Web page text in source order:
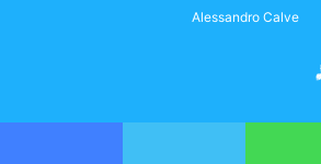
Alessandro Calve